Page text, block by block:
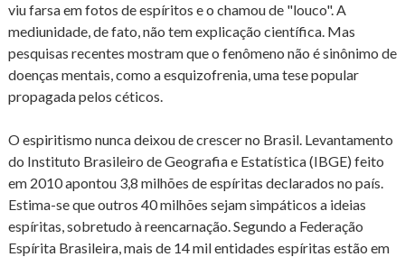
viu farsa em fotos de espíritos e o chamou de "louco". A
mediunidade, de fato, não tem explicação científica. Mas
pesquisas recentes mostram que o fenômeno não é sinônimo de
doenças mentais, como a esquizofrenia, uma tese popular
propagada pelos céticos.
O espiritismo nunca deixou de crescer no Brasil. Levantamento
do Instituto Brasileiro de Geografia e Estatística (IBGE) feito
em 2010 apontou 3,8 milhões de espíritas declarados no país.
Estima-se que outros 40 milhões sejam simpáticos a ideias
espíritas, sobretudo à reencarnação. Segundo a Federação
Espírita Brasileira, mais de 14 mil entidades espíritas estão em